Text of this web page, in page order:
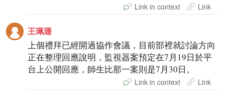
Link in context Link
王珮珊
上個禮拜已經開過協作會議，目前部裡就討論方向
正在整理回應說明，監視器案預定在7月19日於平
台上公開回應，師生比那一案則是7月30日。
Link in context Link